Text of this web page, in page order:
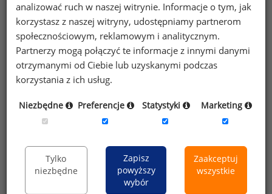
Warunki korzystania z Raportu Płacowego
Opcje zakupu
14 000 PLN + 23% VAT
Przekaż dane do trwającego badania
analizować ruch w naszej witrynie. Informacje o tym, jak
korzystasz z naszej witryny, udostępniamy partnerom
społecznościowym, reklamowym i analitycznym.
Partnerzy mogą połączyć te informacje z innymi danymi
otrzymanymi od Ciebie lub uzyskanymi podczas
korzystania z ich usług.
Niezbędne Preferencje Statystyki Marketing
Tylko
niezbędne
Zapisz
powyższy
wybór
Zaakceptuj
wszystkie